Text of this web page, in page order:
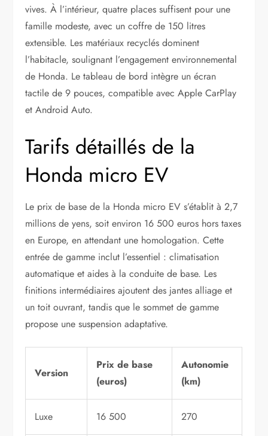
vives. À l’intérieur, quatre places suffisent pour une
famille modeste, avec un coffre de 150 litres
extensible. Les matériaux recyclés dominent
l’habitacle, soulignant l’engagement environnemental
de Honda. Le tableau de bord intègre un écran
tactile de 9 pouces, compatible avec Apple CarPlay
et Android Auto.
Tarifs détaillés de la
Honda micro EV
Le prix de base de la Honda micro EV s’établit à 2,7
millions de yens, soit environ 16 500 euros hors taxes
en Europe, en attendant une homologation. Cette
entrée de gamme inclut l’essentiel : climatisation
automatique et aides à la conduite de base. Les
finitions intermédiaires ajoutent des jantes alliage et
un toit ouvrant, tandis que le sommet de gamme
propose une suspension adaptative.
Version
Prix de base
(euros)
Autonomie
(km)
Luxe 16 500 270